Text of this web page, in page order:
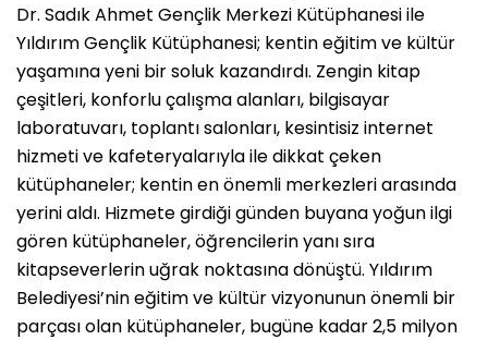
Dr. Sadık Ahmet Gençlik Merkezi Kütüphanesi ile
Yıldırım Gençlik Kütüphanesi; kentin eğitim ve kültür
yaşamına yeni bir soluk kazandırdı. Zengin kitap
çeşitleri, konforlu çalışma alanları, bilgisayar
laboratuvarı, toplantı salonları, kesintisiz internet
hizmeti ve kafeteryalarıyla ile dikkat çeken
kütüphaneler; kentin en önemli merkezleri arasında
yerini aldı. Hizmete girdiği günden buyana yoğun ilgi
gören kütüphaneler, öğrencilerin yanı sıra
kitapseverlerin uğrak noktasına dönüştü. Yıldırım
Belediyesi’nin eğitim ve kültür vizyonunun önemli bir
parçası olan kütüphaneler, bugüne kadar 2,5 milyon